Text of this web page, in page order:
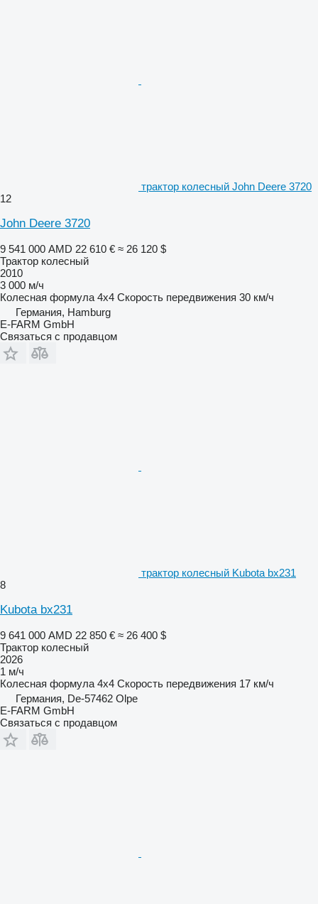
трактор колесный John Deere 3720
12
John Deere 3720
9 541 000 AMD 22 610 € ≈ 26 120 $
Трактор колесный
2010
3 000 м/ч
Колесная формула 4x4 Скорость передвижения 30 км/ч
Германия, Hamburg
E-FARM GmbH
Связаться с продавцом
трактор колесный Kubota bx231
8
Kubota bx231
9 641 000 AMD 22 850 € ≈ 26 400 $
Трактор колесный
2026
1 м/ч
Колесная формула 4x4 Скорость передвижения 17 км/ч
Германия, De-57462 Olpe
E-FARM GmbH
Связаться с продавцом